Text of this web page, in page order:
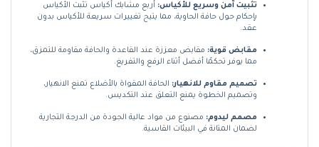
تثبيت آمن وسريع للأكياس: أربع مشابك أكياس تثبت الأكياس
بإحكام حول حافة الحاوية، مما يتيح تغييرات سريعة للأكياس بدون
عقد.
مقابض قوية: مقابض معززة عند القاعدة والحافة مقاومة للتمزق،
مما يوفر تحكمًا أفضل أثناء الرفع والتفريغ.
تصميم مقاوم للانهيار: الحافة المقواة بالأضلاع تمنع الانهيار،
وتصميم الخطوة يمنع التعلق عند التكديس.
مصمم ليدوم: مصنوع من مواد عالية الجودة من الدرجة التجارية
لضمان المتانة في البيئات القاسية.